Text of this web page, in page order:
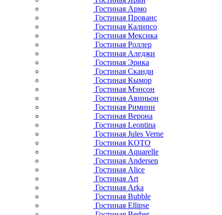
Гостиная Армо
Гостиная Прованс
Гостиная Калипсо
Гостиная Мексика
Гостиная Роллер
Гостиная Аледжи
Гостиная Эрика
Гостиная Сканди
Гостиная Кымор
Гостиная Мэнсон
Гостиная Авиньон
Гостиная Римини
Гостиная Верона
Гостиная Leontina
Гостиная Jules Verne
Гостиная KOTO
Гостиная Aquarelle
Гостиная Andersen
Гостиная Alice
Гостиная Art
Гостиная Arka
Гостиная Bubble
Гостиная Ellipse